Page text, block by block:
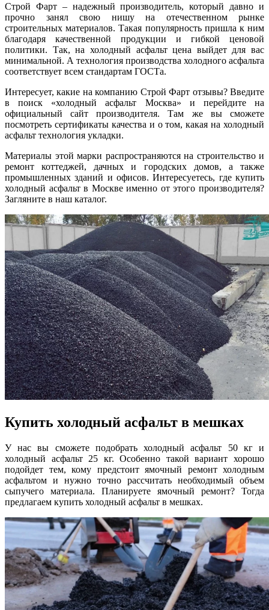
Строй Фарт – надежный производитель, который давно и
прочно занял свою нишу на отечественном рынке
строительных материалов. Такая популярность пришла к ним
благодаря качественной продукции и гибкой ценовой
политики. Так, на холодный асфальт цена выйдет для вас
минимальной. А технология производства холодного асфальта
соответствует всем стандартам ГОСТа.
Интересует, какие на компанию Строй Фарт отзывы? Введите
в поиск «холодный асфальт Москва» и перейдите на
официальный сайт производителя. Там же вы сможете
посмотреть сертификаты качества и о том, какая на холодный
асфальт технология укладки.
Материалы этой марки распространяются на строительство и
ремонт коттеджей, дачных и городских домов, а также
промышленных зданий и офисов. Интересуетесь, где купить
холодный асфальт в Москве именно от этого производителя?
Загляните в наш каталог.
Купить холодный асфальт в мешках
У нас вы сможете подобрать холодный асфальт 50 кг и
холодный асфальт 25 кг. Особенно такой вариант хорошо
подойдет тем, кому предстоит ямочный ремонт холодным
асфальтом и нужно точно рассчитать необходимый объем
сыпучего материала. Планируете ямочный ремонт? Тогда
предлагаем купить холодный асфальт в мешках.